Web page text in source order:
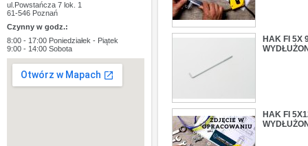
ul.Powstańcza 7 lok. 1
61-546 Poznań
Czynny w godz.:
8:00 - 17:00 Poniedziałek - Piątek
9:00 - 14:00 Sobota
HAK FI 5X
HAK FI